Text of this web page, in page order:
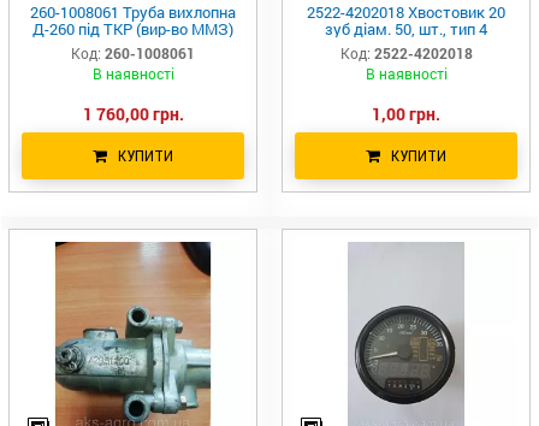
260-1008061 Труба вихлопна
Д-260 під ТКР (вир-во ММЗ)
Код: 260-1008061
В наявності
1 760,00 грн.
КУПИТИ
2522-4202018 Хвостовик 20
зуб діам. 50, шт., тип 4
Код: 2522-4202018
В наявності
1,00 грн.
КУПИТИ